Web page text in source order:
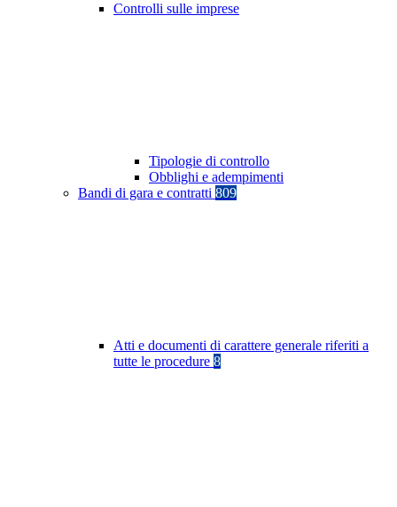
Controlli sulle imprese
Tipologie di controllo
Obblighi e adempimenti
Bandi di gara e contratti 809
Atti e documenti di carattere generale riferiti a
tutte le procedure 8